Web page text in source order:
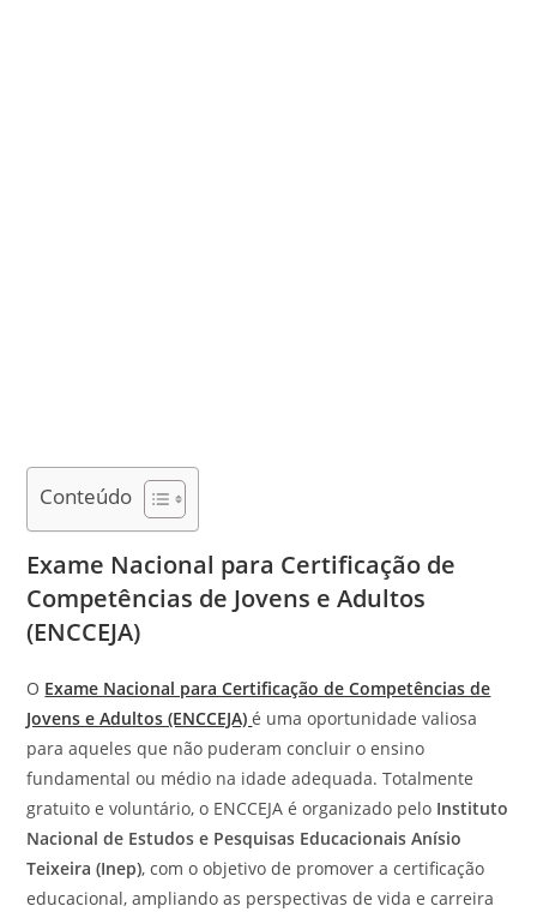
Conteúdo
Exame Nacional para Certificação de
Competências de Jovens e Adultos
(ENCCEJA)
O Exame Nacional para Certificação de Competências de
Jovens e Adultos (ENCCEJA)é uma oportunidade valiosa
para aqueles que não puderam concluir o ensino
fundamental ou médio na idade adequada. Totalmente
gratuito e voluntário, o ENCCEJA é organizado pelo Instituto
Nacional de Estudos e Pesquisas Educacionais Anísio
Teixeira (Inep), com o objetivo de promover a certificação
educacional, ampliando as perspectivas de vida e carreira